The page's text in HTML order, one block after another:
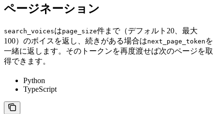
ページネーション
search_voicesはpage_size件まで（デフォルト20、最大
100）のボイスを返し、続きがある場合はnext_page_token を
一緒に返します。そのトークンを再度渡せば次のページを取
得できます。
Python
TypeScript